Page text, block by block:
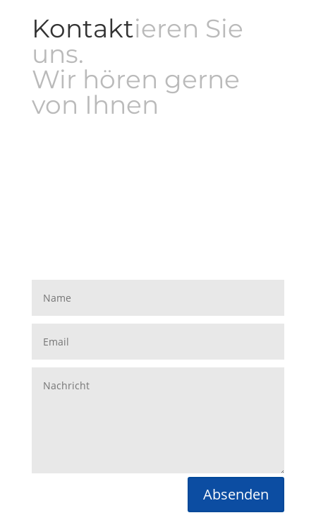
Kontaktieren Sie
uns.
Wir hören gerne
von Ihnen
Absenden